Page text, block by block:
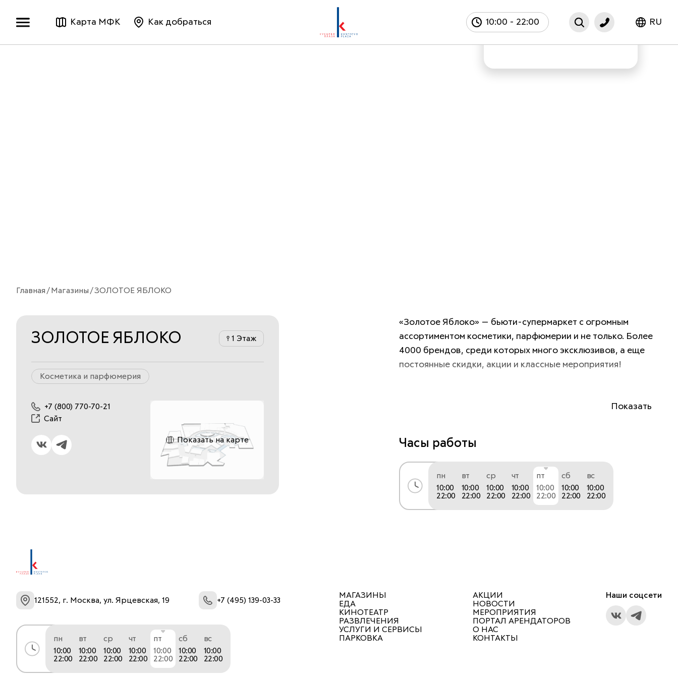
Карта МФК Как добраться 10:00 - 22:00 RU
Главная Магазины ЗОЛОТОЕ ЯБЛОКО
ЗОЛОТОЕ ЯБЛОКО 1 Этаж
Косметика и парфюмерия
+7 (800) 770-70-21
Сайт
Показать на карте
«Золотое Яблоко» — бьюти-супермаркет с огромным
ассортиментом косметики, парфюмерии и не только. Более
4000 брендов, среди которых много эксклюзивов, а еще
постоянные скидки, акции и классные мероприятия!
Показать
Часы работы
пн
10:00
22:00
вт
10:00
22:00
ср
10:00
22:00
чт
10:00
22:00
пт
10:00
22:00
сб
10:00
22:00
вс
10:00
22:00
121552, г. Москва, ул. Ярцевская, 19 +7 (495) 139-03-33
пн
10:00
22:00
вт
10:00
22:00
ср
10:00
22:00
чт
10:00
22:00
пт
10:00
22:00
сб
10:00
22:00
вс
10:00
22:00
МАГАЗИНЫ
ЕДА
КИНОТЕАТР
РАЗВЛЕЧЕНИЯ
УСЛУГИ И СЕРВИСЫ
ПАРКОВКА
АКЦИИ
НОВОСТИ
МЕРОПРИЯТИЯ
ПОРТАЛ АРЕНДАТОРОВ
О НАС
КОНТАКТЫ
Наши соцсети